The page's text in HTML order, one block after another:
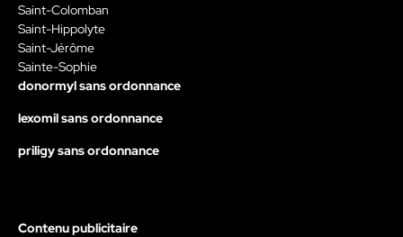
Saint-Colomban
Saint-Hippolyte
Saint-Jérôme
Sainte-Sophie
donormyl sans ordonnance
lexomil sans ordonnance
priligy sans ordonnance
Contenu publicitaire